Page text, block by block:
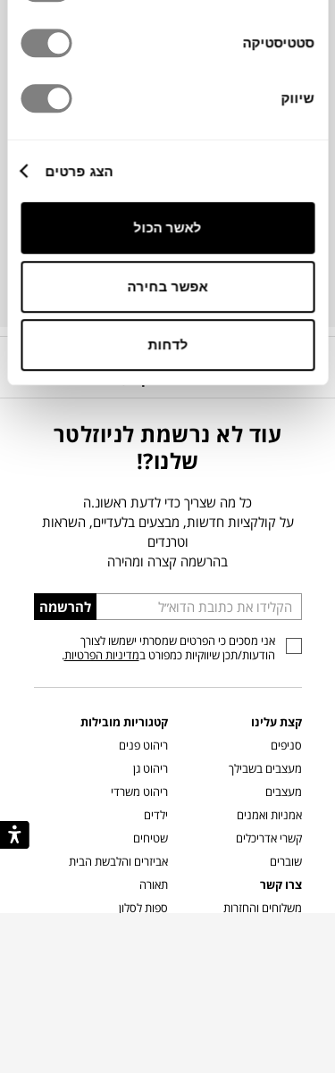
סטטיסטיקה
שיווק
הצג פרטים
לאשר הכול
אפשר בחירה
לדחות
קריירה בטולמנ’ס!
אנחנו מחפשים אתכן.ם,הצטרפו
עוד לא נרשמת לניוזלטר
שלנו?!
כל מה שצריך כדי לדעת ראשונ.ה
על קולקציות חדשות, מבצעים בלעדיים, השראות
וטרנדים
בהרשמה קצרה ומהירה
הכניסו
כתובת
דוא”ל
להרשמה
אני מסכים כי הפרטים שמסרתי ישמשו לצורך
הודעות/תכן שיווקיות כמפורט במדיניות הפרטיות.
קצת עלינו
סניפים
מעצבים בשבילך
מעצבים
אמניות ואמנים
קשרי אדריכלים
שוברים
צרו קשר
משלוחים והחזרות
קטגוריות מובילות
ריהוט פנים
ריהוט גן
ריהוט משרדי
ילדים
שטיחים
אביזרים והלבשת הבית
תאורה
ספות לסלון